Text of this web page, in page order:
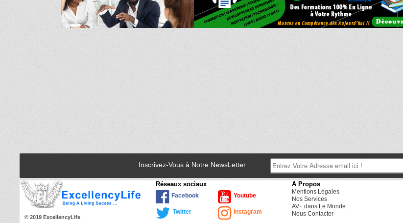
Inscrivez-Vous à Notre NewsLetter
© 2019 ExcellencyLife
Réseaux sociaux
Facebook Youtube
Twitter Instagram
A Propos
Mentions Légales
Nos Services
AV+ dans Le Monde
Nous Contacter